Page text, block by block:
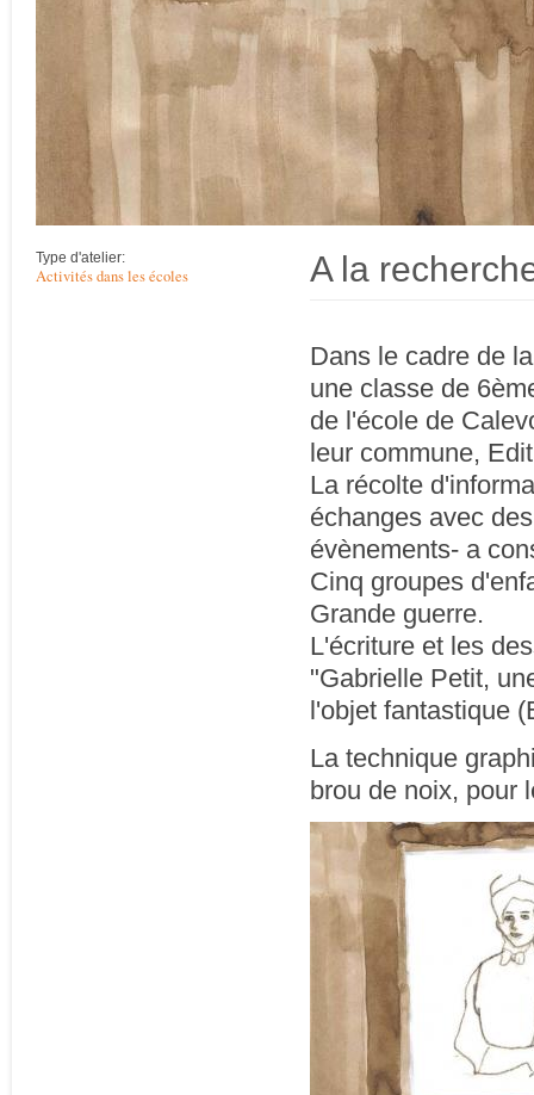
Type d'atelier:
Activités dans les écoles A la
Dans le cadre de
une classe de
de l'école de
leur commune,
La récolte
échanges avec
évènements- a
Cinq groupes
Grande guerre.
L'écriture et les
"Gabrielle Petit,
l'objet fantastique
La technique
brou de noix, pour